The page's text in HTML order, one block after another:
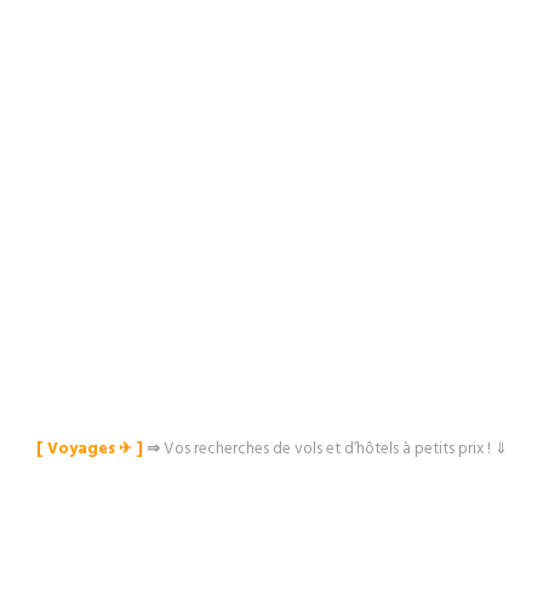
[ Voyages ✈︎ ]⇒Vos recherches de vols et d’hôtels à petits prix ! ⇓